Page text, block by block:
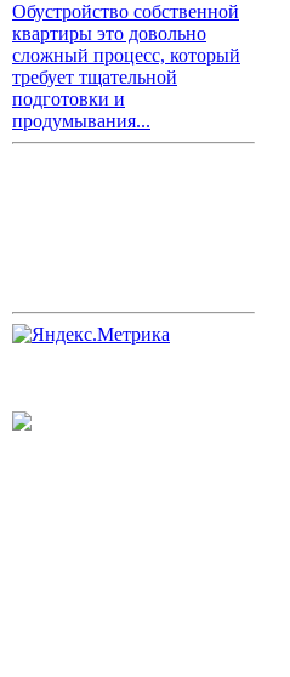
Обустройство собственной
квартиры это довольно
сложный процесс, который
требует тщательной
подготовки и
продумывания...